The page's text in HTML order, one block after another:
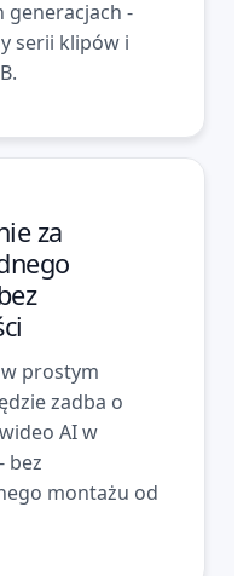
generacjach -
serii klipów i
za
w prostym
zadba o
AI w
bez
montażu od